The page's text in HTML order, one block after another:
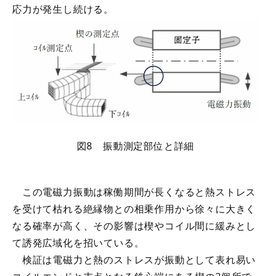
応力が発生し続ける。
図8 振動測定部位と詳細
この電磁力振動は稼働期間が長くなると熱ストレス
を受けて枯れる絶縁物との相乗作用から徐々に大きく
なる確率が高く、その影響は楔やコイル間に緩みとし
て誘発広域化を招いている。
検証は電磁力と熱のストレスが振動として表れ易い